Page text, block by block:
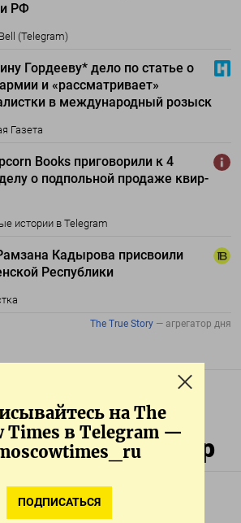
на The
Times в Telegram —
ПОДПИСАТЬСЯ
бюджета РФ
до 331 млрд р